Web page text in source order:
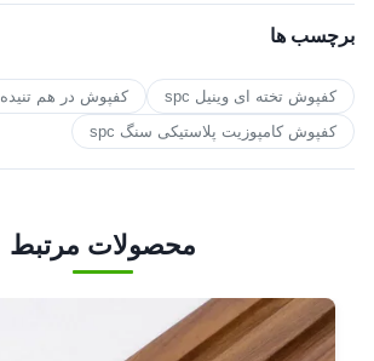
برچسب ها
کفپوش تخته ای وینیل spc
کفپوش در هم تنیده SPC
کفپوش کامپوزیت پلاستیکی سنگ spc
محصولات مرتبط